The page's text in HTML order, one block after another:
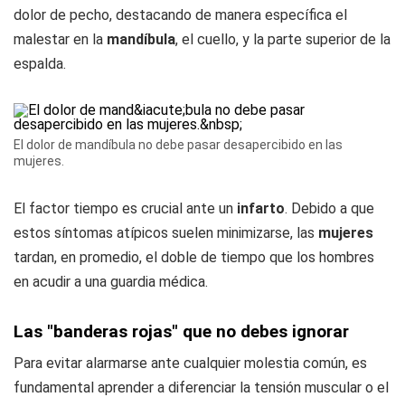
dolor de pecho, destacando de manera específica el
malestar en la mandíbula, el cuello, y la parte superior de la
espalda.
El dolor de mandíbula no debe pasar desapercibido en las
mujeres.
El factor tiempo es crucial ante un infarto. Debido a que
estos síntomas atípicos suelen minimizarse, las mujeres
tardan, en promedio, el doble de tiempo que los hombres
en acudir a una guardia médica.
Las "banderas rojas" que no debes ignorar
Para evitar alarmarse ante cualquier molestia común, es
fundamental aprender a diferenciar la tensión muscular o el